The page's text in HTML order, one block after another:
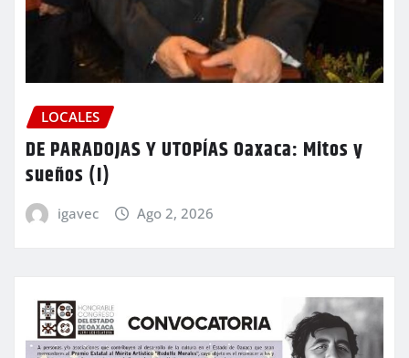
LOCALES
DE PARADOJAS Y UTOPÍAS Oaxaca: Mitos y
sueños (I)
igavec Ago 2, 2026